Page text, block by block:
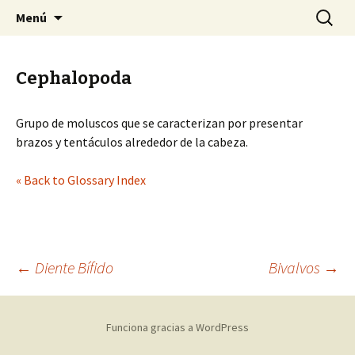
SMACH
Sociedad Malacológica de Chile
Menú Buscar:
Cephalopoda
Grupo de moluscos que se caracterizan por presentar
brazos y tentáculos alrededor de la cabeza.
« Back to Glossary Index
Navegación
← Diente Bífido Bivalvos →
Funciona gracias a WordPress